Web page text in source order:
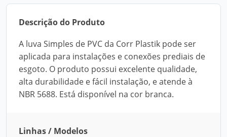
Descrição do Produto
A luva Simples de PVC da Corr Plastik pode ser
aplicada para instalações e conexões prediais de
esgoto. O produto possui excelente qualidade,
alta durabilidade e fácil instalação, e atende à
NBR 5688. Está disponível na cor branca.
Linhas / Modelos